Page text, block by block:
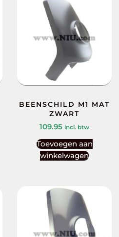
BEENSCHILD M1 MAT
ZWART
109.95 incl. btw
Toevoegen aan
winkelwagen